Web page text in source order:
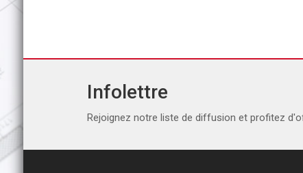
Infolettre
Rejoignez notre liste de diffusion et profitez